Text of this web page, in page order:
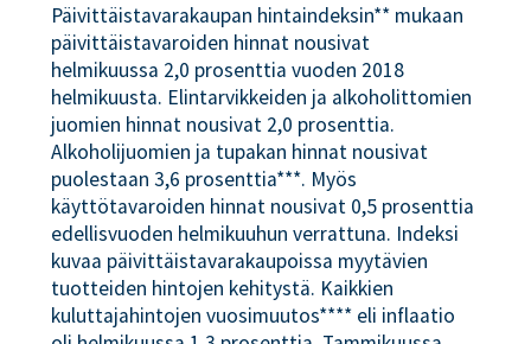
Päivittäistavarakaupan hintaindeksin** mukaan
päivittäistavaroiden hinnat nousivat
helmikuussa 2,0 prosenttia vuoden 2018
helmikuusta. Elintarvikkeiden ja alkoholittomien
juomien hinnat nousivat 2,0 prosenttia.
Alkoholijuomien ja tupakan hinnat nousivat
puolestaan 3,6 prosenttia***. Myös
käyttötavaroiden hinnat nousivat 0,5 prosenttia
edellisvuoden helmikuuhun verrattuna. Indeksi
kuvaa päivittäistavarakaupoissa myytävien
tuotteiden hintojen kehitystä. Kaikkien
kuluttajahintojen vuosimuutos**** eli inflaatio